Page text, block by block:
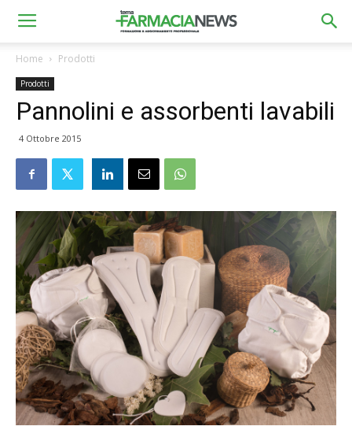
Home Prodotti
Prodotti
Pannolini e assorbenti lavabili
4 Ottobre 2015